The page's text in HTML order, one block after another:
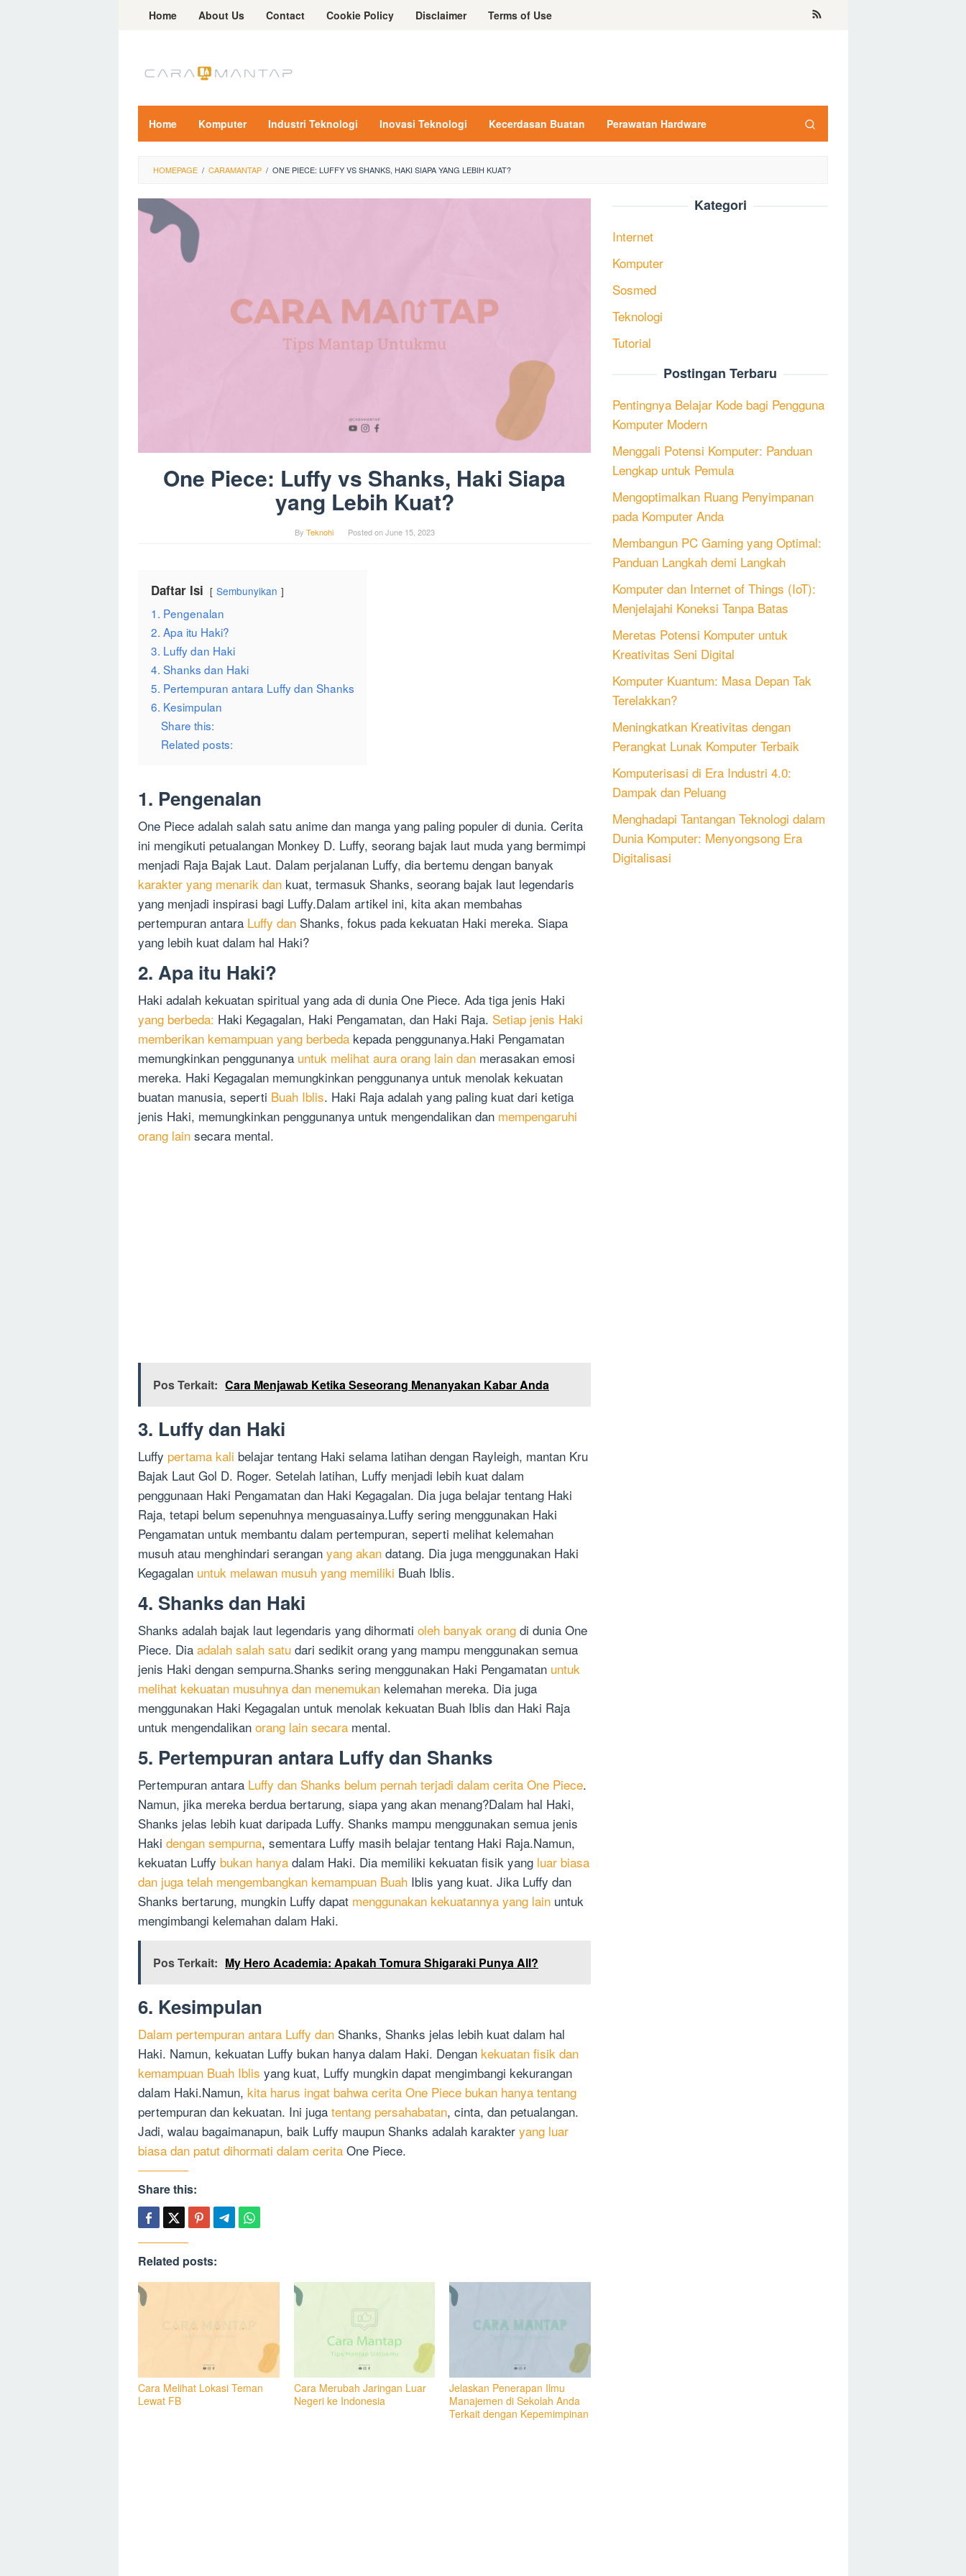
Home About Us Contact Cookie Policy Disclaimer Terms of Use
Home Komputer Industri Teknologi Inovasi Teknologi Kecerdasan Buatan Perawatan Hardware
HOMEPAGE / CARAMANTAP / ONE PIECE: LUFFY VS SHANKS, HAKI SIAPA YANG LEBIH KUAT?
One Piece: Luffy vs Shanks, Haki Siapa
yang Lebih Kuat?
By Teknohi Posted onJune 15, 2023
Daftar Isi Sembunyikan
1. Pengenalan
2. Apa itu Haki?
3. Luffy dan Haki
4. Shanks dan Haki
5. Pertempuran antara Luffy dan Shanks
6. Kesimpulan
Share this:
Related posts:
1. Pengenalan
One Piece adalah salah satu anime dan manga yang paling populer di dunia. Cerita
ini mengikuti petualangan Monkey D. Luffy, seorang bajak laut muda yang bermimpi
menjadi Raja Bajak Laut. Dalam perjalanan Luffy, dia bertemu dengan banyak
karakter yang menarik dan kuat, termasuk Shanks, seorang bajak laut legendaris
yang menjadi inspirasi bagi Luffy.Dalam artikel ini, kita akan membahas
pertempuran antara Luffy dan Shanks, fokus pada kekuatan Haki mereka. Siapa
yang lebih kuat dalam hal Haki?
2. Apa itu Haki?
Haki adalah kekuatan spiritual yang ada di dunia One Piece. Ada tiga jenis Haki
yang berbeda: Haki Kegagalan, Haki Pengamatan, dan Haki Raja. Setiap jenis Haki
memberikan kemampuan yang berbeda kepada penggunanya.Haki Pengamatan
memungkinkan penggunanya untuk melihat aura orang lain dan merasakan emosi
mereka. Haki Kegagalan memungkinkan penggunanya untuk menolak kekuatan
buatan manusia, seperti Buah Iblis. Haki Raja adalah yang paling kuat dari ketiga
jenis Haki, memungkinkan penggunanya untuk mengendalikan dan mempengaruhi
orang lain secara mental.
Pos Terkait: Cara Menjawab Ketika Seseorang Menanyakan Kabar Anda
3. Luffy dan Haki
Luffy pertama kali belajar tentang Haki selama latihan dengan Rayleigh, mantan Kru
Bajak Laut Gol D. Roger. Setelah latihan, Luffy menjadi lebih kuat dalam
penggunaan Haki Pengamatan dan Haki Kegagalan. Dia juga belajar tentang Haki
Raja, tetapi belum sepenuhnya menguasainya.Luffy sering menggunakan Haki
Pengamatan untuk membantu dalam pertempuran, seperti melihat kelemahan
musuh atau menghindari serangan yang akan datang. Dia juga menggunakan Haki
Kegagalan untuk melawan musuh yang memiliki Buah Iblis.
4. Shanks dan Haki
Shanks adalah bajak laut legendaris yang dihormati oleh banyak orang di dunia One
Piece. Dia adalah salah satu dari sedikit orang yang mampu menggunakan semua
jenis Haki dengan sempurna.Shanks sering menggunakan Haki Pengamatan untuk
melihat kekuatan musuhnya dan menemukan kelemahan mereka. Dia juga
menggunakan Haki Kegagalan untuk menolak kekuatan Buah Iblis dan Haki Raja
untuk mengendalikan orang lain secara mental.
5. Pertempuran antara Luffy dan Shanks
Pertempuran antara Luffy dan Shanks belum pernah terjadi dalam cerita One Piece.
Namun, jika mereka berdua bertarung, siapa yang akan menang?Dalam hal Haki,
Shanks jelas lebih kuat daripada Luffy. Shanks mampu menggunakan semua jenis
Haki dengan sempurna, sementara Luffy masih belajar tentang Haki Raja.Namun,
kekuatan Luffy bukan hanya dalam Haki. Dia memiliki kekuatan fisik yang luar biasa
dan juga telah mengembangkan kemampuan Buah Iblis yang kuat. Jika Luffy dan
Shanks bertarung, mungkin Luffy dapat menggunakan kekuatannya yang lain untuk
mengimbangi kelemahan dalam Haki.
Pos Terkait: My Hero Academia: Apakah Tomura Shigaraki Punya All?
6. Kesimpulan
Dalam pertempuran antara Luffy dan Shanks, Shanks jelas lebih kuat dalam hal
Haki. Namun, kekuatan Luffy bukan hanya dalam Haki. Dengan kekuatan fisik dan
kemampuan Buah Iblis yang kuat, Luffy mungkin dapat mengimbangi kekurangan
dalam Haki.Namun, kita harus ingat bahwa cerita One Piece bukan hanya tentang
pertempuran dan kekuatan. Ini juga tentang persahabatan, cinta, dan petualangan.
Jadi, walau bagaimanapun, baik Luffy maupun Shanks adalah karakter yang luar
biasa dan patut dihormati dalam cerita One Piece.
Share this:
Related posts:
Cara Melihat Lokasi Teman
Lewat FB
Cara Merubah Jaringan Luar
Negeri ke Indonesia
Jelaskan Penerapan Ilmu
Manajemen di Sekolah Anda
Terkait dengan Kepemimpinan
Kategori
Internet
Komputer
Sosmed
Teknologi
Tutorial
Postingan Terbaru
Pentingnya Belajar Kode bagi Pengguna
Komputer Modern
Menggali Potensi Komputer: Panduan
Lengkap untuk Pemula
Mengoptimalkan Ruang Penyimpanan
pada Komputer Anda
Membangun PC Gaming yang Optimal:
Panduan Langkah demi Langkah
Komputer dan Internet of Things (IoT):
Menjelajahi Koneksi Tanpa Batas
Meretas Potensi Komputer untuk
Kreativitas Seni Digital
Komputer Kuantum: Masa Depan Tak
Terelakkan?
Meningkatkan Kreativitas dengan
Perangkat Lunak Komputer Terbaik
Komputerisasi di Era Industri 4.0:
Dampak dan Peluang
Menghadapi Tantangan Teknologi dalam
Dunia Komputer: Menyongsong Era
Digitalisasi